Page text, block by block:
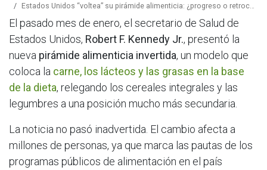
Estados Unidos “voltea” su pirámide alimenticia: ¿progreso o retroceso hacia el colesterol?
El pasado mes de enero, el secretario de Salud de
Estados Unidos, Robert F. Kennedy Jr., presentó la
nueva pirámide alimenticia invertida, un modelo que
coloca la carne, los lácteos y las grasas en la base
de la dieta, relegando los cereales integrales y las
legumbres a una posición mucho más secundaria.
La noticia no pasó inadvertida. El cambio afecta a
millones de personas, ya que marca las pautas de los
programas públicos de alimentación en el país